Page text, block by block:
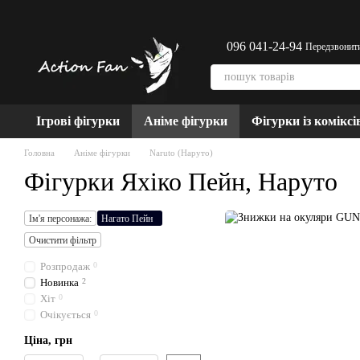
096 041-24-94
Ігрові фігурки Аніме фігурки Фігурки із
Головна Аніме фігурки Naruto (Наруто)
Фігурки Яхіко Пейн, Наруто
Ім'я персонажа:
Нагато Пейн
Очистити фільтр
Розпродаж 0
Новинка 2
Хіт 0
Очікується 0
Ціна, грн